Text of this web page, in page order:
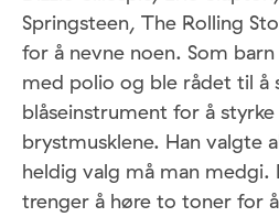
Springsteen, The Rolling
for å nevne noen. Som
med polio og ble rådet til å
blåseinstrument for å
brystmusklene. Han valgte
heldig valg må man medgi.
trenger å høre to toner for